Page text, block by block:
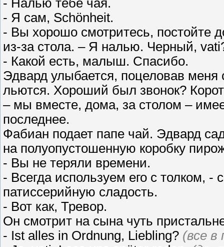
- Налью тебе чая.
- Я сам, Schönheit.
- Вы хорошо смотритесь, постойте
из-за стола. – Я налью. Черный,
- Какой есть, малыш. Спасибо.
Эдвард улыбается, поцеловав меня
льются. Хороший был звонок?
– мы вместе, дома, за столом –
последнее.
Фабиан подает папе чай. Эдвард
на полуопустошенную коробку
- Вы не теряли времени.
- Всегда используем его с толком,
патиссерийную сладость.
- Вот как, Тревор.
Он смотрит на сына чуть
- Ist alles in Ordnung, Liebling? (все в